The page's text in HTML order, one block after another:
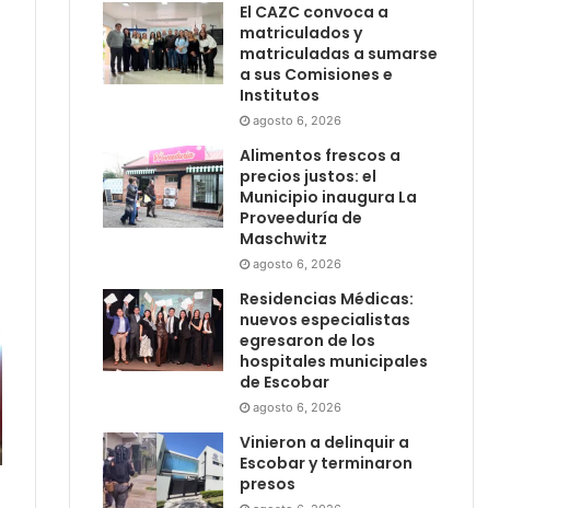
El CAZC convoca a
matriculados y
matriculadas a sumarse
a sus Comisiones e
Institutos
agosto 6, 2026
Alimentos frescos a
precios justos: el
Municipio inaugura La
Proveeduría de
Maschwitz
agosto 6, 2026
Residencias Médicas:
nuevos especialistas
egresaron de los
hospitales municipales
de Escobar
agosto 6, 2026
Vinieron a delinquir a
Escobar y terminaron
presos